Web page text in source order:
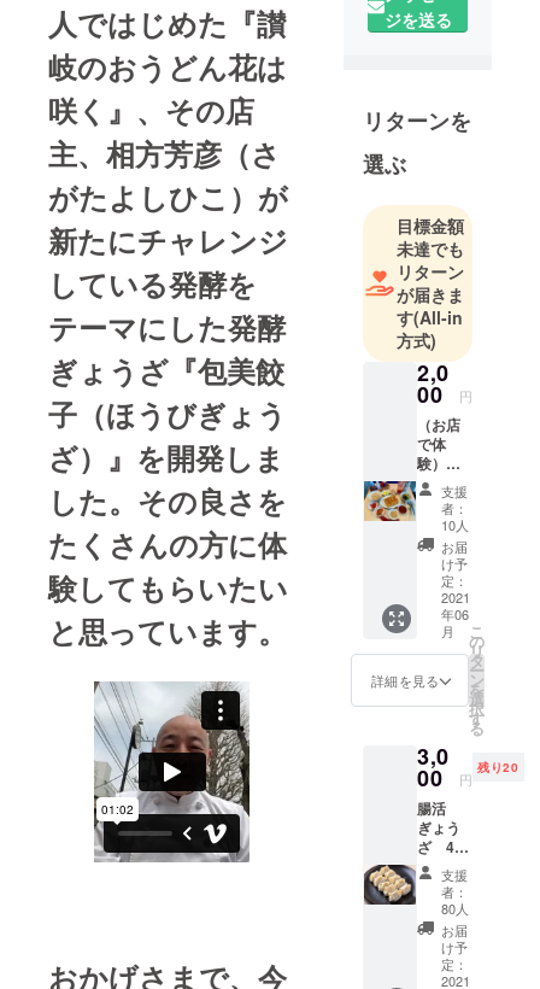
人ではじめた『讃
岐のおうどん花は
咲く』、その店
主、相方芳彦（さ
がたよしひこ）が
新たにチャレンジ
している発酵を
テーマにした発酵
ぎょうざ『包美餃
子（ほうびぎょう
ざ）』を開発しま
した。その良さを
たくさんの方に体
験してもらいたい
と思っています。
おかげさまで、今
で腸活でき
ジを送る
リターンを
選ぶ
目標金額
未達でも
リターン
が届きま
す(All-in
方式)
2,0
00 円
（お店
で体
験）通
常価格
2460円
腸活
ぎょう
ざ、発
酵ワー
ルド❣
体験
セット
腸活焼
き餃
子 一
30
ｇ）、
餃子の
トッピ
ング2
種、キ
ムチ2
種、玄
米ごは
ん、
スー
プ、も
やしナ
支援
者：
10人
お届
け予
定：
2021
年06
月
詳細を見る
こ
の
リ
タ
ー
ン
を
選
択
す
る
3,0
00 円
残り20
腸活
ぎょう
ざ 40
個セッ
ト クー
ル宅急
便冷凍
送料込
み 一個
30ｇの
支援
者：
80人
お届
け予
定：
2021